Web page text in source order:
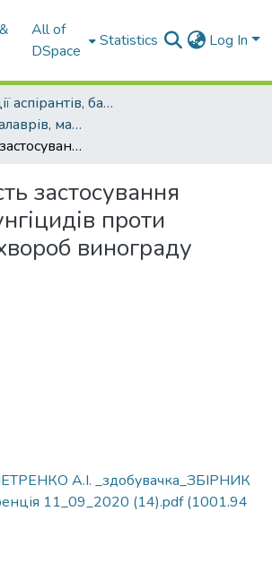
All of
DSpace
Statistics Log In
Публікації аспірантів, бакалаврів, магістрів
Публікації бакалаврів, магістрів
Ефективність застосування новітніх фунгіцидів проти збудників хвороб винограду
застосування
проти
винограду
А.І. _здобувачка_ЗБІРНИК
11_09_2020 (14).pdf(1001.94